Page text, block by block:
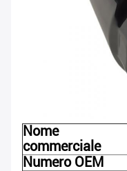
Nome
commerciale
Numero OEM